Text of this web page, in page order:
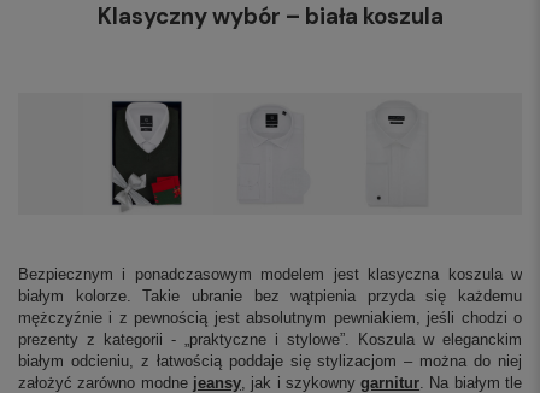
Klasyczny wybór – biała koszula
Bezpiecznym i ponadczasowym modelem jest klasyczna koszula w
białym kolorze. Takie ubranie bez wątpienia przyda się każdemu
mężczyźnie i z pewnością jest absolutnym pewniakiem, jeśli chodzi o
prezenty z kategorii - „praktyczne i stylowe”. Koszula w eleganckim
białym odcieniu, z łatwością poddaje się stylizacjom – można do niej
założyć zarówno modne jeansy, jak i szykownygarnitur . Na białym tle